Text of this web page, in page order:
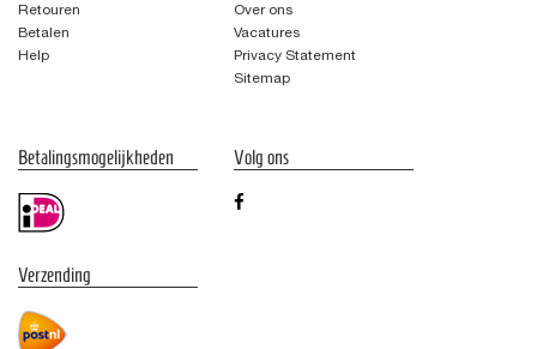
Retouren
Betalen
Help
Over ons
Vacatures
Privacy Statement
Sitemap
Betalingsmogelijkheden
Verzending
Volg ons